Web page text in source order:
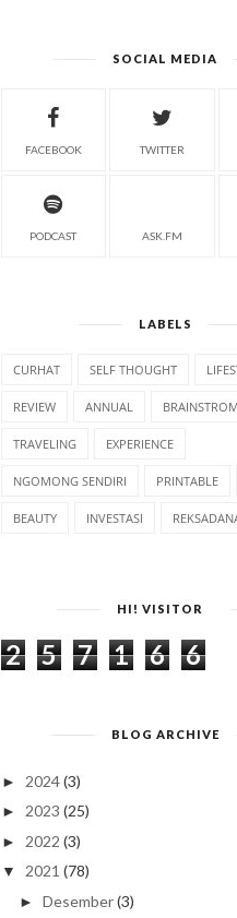
SOCIAL MEDIA
FACEBOOK TWITTER
PODCAST ASK.FM
LABELS
CURHAT SELF THOUGHT
REVIEW ANNUAL
TRAVELING EXPERIENCE
NGOMONG SENDIRI PRINTABLE
BEAUTY INVESTASI
HI! VISITOR
2 5 7 1 6 6
BLOG ARCHIVE
► 2024 (3)
► 2023 (25)
► 2022 (3)
▼ 2021 (78)
►Desember(3)